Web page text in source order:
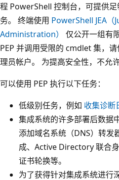
程 PowerShell 控制台，可提供
务。 终端使用 PowerShell JEA（
Administration）
仅公开一组有
PEP 并调用受限的 cmdlet 集，
理员帐户。 为提高安全性，不允
可以使用 PEP 执行以下任务：
低级别任务，例如 收集诊断
集成系统的许多部署后数据
添加域名系统（DNS）转
成、Active Directory 联合身
证书轮换等。
为了获得针对集成系统进行